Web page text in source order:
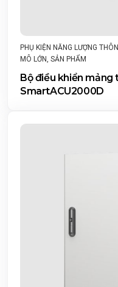
PHỤ KIỆN NĂNG LƯỢNG
MÔ LỚN SẢN PHẨM
Bộ điều khiển mảng
SmartACU2000D